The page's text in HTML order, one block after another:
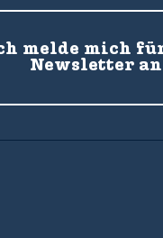
melde mich
Newsletter an